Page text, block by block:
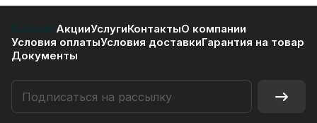
КаталогАкцииУслугиКонтактыО компании
Условия оплатыУсловия доставкиГарантия на товар
Документы